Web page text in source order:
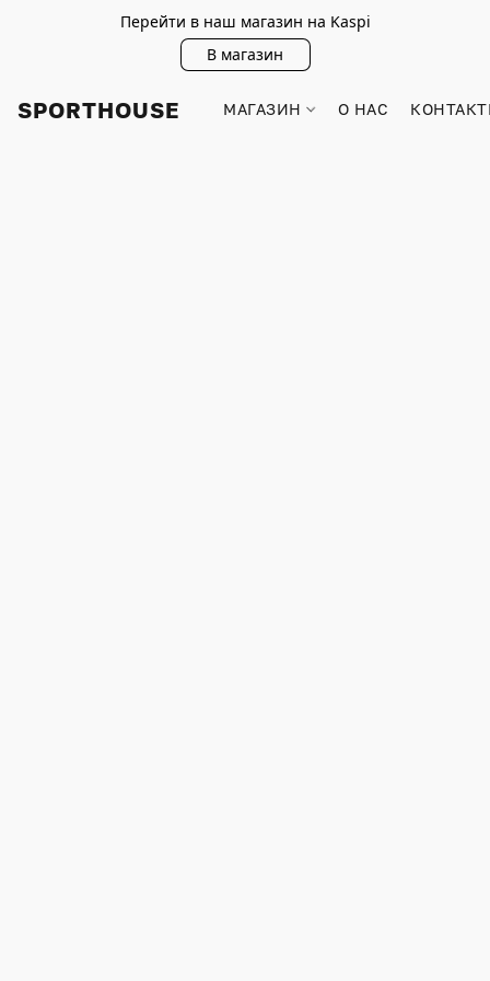
Перейти в наш магазин на Kaspi
В магазин
SPORTHOUSE МАГАЗИН О НАС